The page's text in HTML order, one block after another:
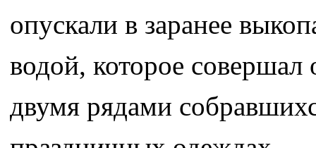
опускали в заранее
водой, которое
двумя рядами